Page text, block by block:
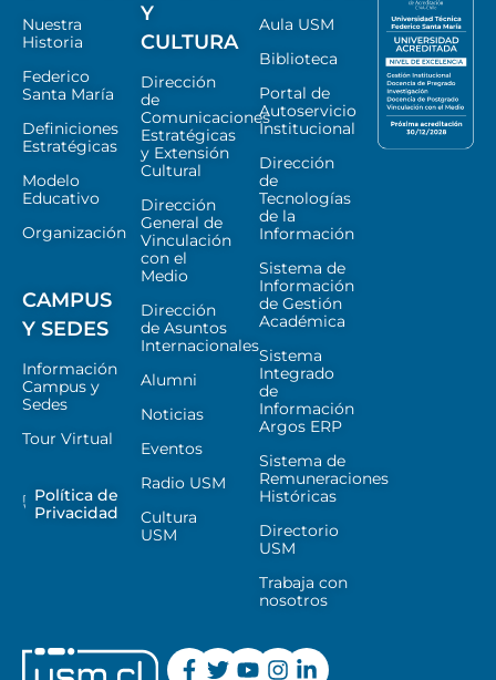
Nuestra
Historia
Federico
Santa María
Definiciones
Estratégicas
Modelo
Educativo
Organización
CAMPUS
Y SEDES
Información
Campus y
Sedes
Tour Virtual
Política de
Privacidad
Y
CULTURA
Dirección
de
Comunicaciones
Estratégicas
y Extensión
Cultural
Dirección
General de
Vinculación
con el
Medio
Dirección
de Asuntos
Internacionales
Alumni
Noticias
Eventos
Radio USM
Cultura
USM
Aula USM
Biblioteca
Portal de
Autoservicio
Institucional
Dirección
de
Tecnologías
de la
Información
Sistema de
Información
de Gestión
Académica
Sistema
Integrado
de
Información
Argos ERP
Sistema de
Remuneraciones
Históricas
Directorio
USM
Trabaja con
nosotros